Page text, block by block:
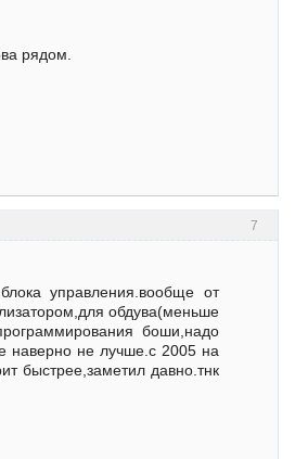
рядом.
7
управления.вообще от
обдува(меньше
боши,надо
наверно не лучше.с 2005 на
быстрее,заметил давно.тнк